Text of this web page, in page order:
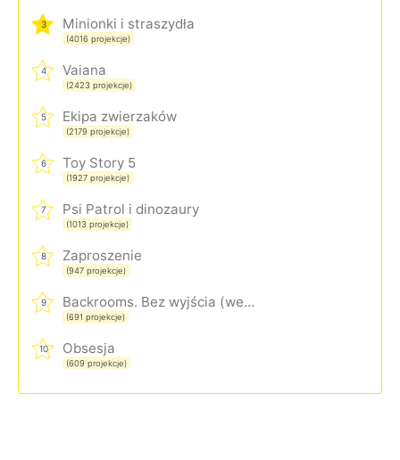
3 Minionki i straszydła
(4016 projekcje)
4 Vaiana
(2423 projekcje)
5 Ekipa zwierzaków
(2179 projekcje)
6 Toy Story 5
(1927 projekcje)
7 Psi Patrol i dinozaury
(1013 projekcje)
8 Zaproszenie
(947 projekcje)
9 Backrooms. Bez wyjścia (wersja rozszerzona)
(691 projekcje)
10 Obsesja
(609 projekcje)